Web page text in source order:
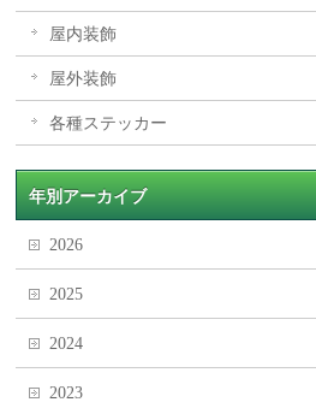
屋内装飾
屋外装飾
各種ステッカー
年別アーカイブ
2026
2025
2024
2023